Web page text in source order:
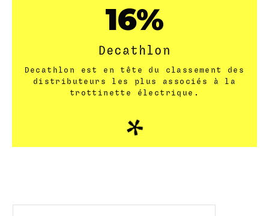
21
Decathlon
Decathlon est en tête du classement des
distributeurs les plus associés à la
trottinette électrique.